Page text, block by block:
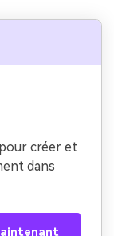
créer et
dans